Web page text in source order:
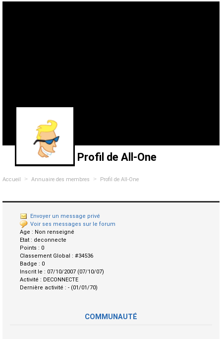
Profil de All-One
Accueil > Annuaire des membres > Profil de All-One
Envoyer un message privé
Voir ses messages sur le forum
Age : Non renseigné
Etat : deconnecte
Points : 0
Classement Global : #34536
Badge : 0
Inscrit le : 07/10/2007 (07/10/07)
Activité : DECONNECTE
Dernière activité : - (01/01/70)
COMMUNAUTÉ